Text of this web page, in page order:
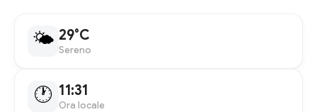
🌤 29°C
Sereno
🕐 11:31
Ora locale